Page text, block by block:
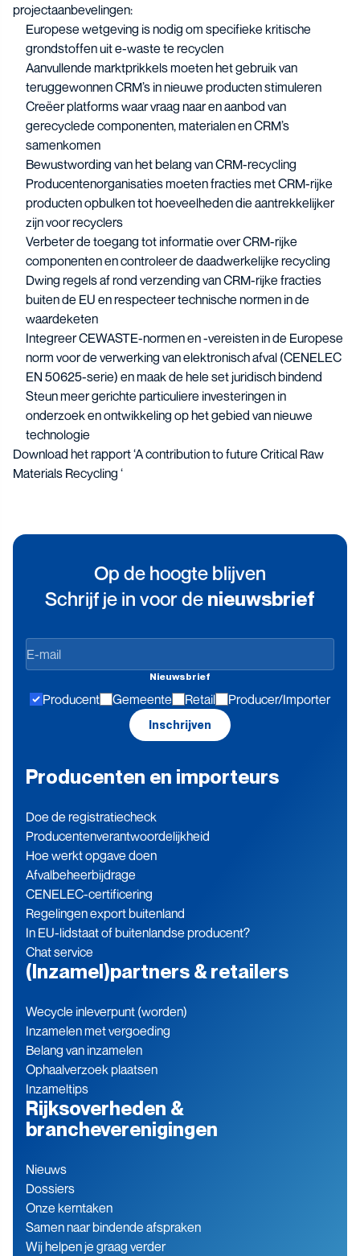
projectaanbevelingen:
Europese wetgeving is nodig om specifieke kritische
grondstoffen uit e-waste te recyclen
Aanvullende marktprikkels moeten het gebruik van
teruggewonnen CRM’s in nieuwe producten stimuleren
Creëer platforms waar vraag naar en aanbod van
gerecyclede componenten, materialen en CRM’s
samenkomen
Bewustwording van het belang van CRM-recycling
Producentenorganisaties moeten fracties met CRM-rijke
producten opbulken tot hoeveelheden die aantrekkelijker
zijn voor recyclers
Verbeter de toegang tot informatie over CRM-rijke
componenten en controleer de daadwerkelijke recycling
Dwing regels af rond verzending van CRM-rijke fracties
buiten de EU en respecteer technische normen in de
waardeketen
Integreer CEWASTE-normen en -vereisten in de Europese
norm voor de verwerking van elektronisch afval (CENELEC
EN 50625-serie) en maak de hele set juridisch bindend
Steun meer gerichte particuliere investeringen in
onderzoek en ontwikkeling op het gebied van nieuwe
technologie
Download het rapport ‘A contribution to future Critical Raw
Materials Recycling ‘
Op de hoogte blijven
Schrijf je in voor de nieuwsbrief
Op
de
blijven
Nieuwsbrief
Producent Gemeente Retail Producer/Importer
Inschrijven
Producenten en importeurs
Doe de registratiecheck
Producenten­verantwoordelijkheid
Hoe werkt opgave doen
Afvalbeheerbijdrage
CENELEC-certificering
Regelingen export buitenland
In EU-lidstaat of buitenlandse producent?
Chat service
(Inzamel)partners & retailers
Wecycle inleverpunt (worden)
Inzamelen met vergoeding
Belang van inzamelen
Ophaalverzoek plaatsen
Inzameltips
Rijksoverheden &
brancheverenigingen
Nieuws
Dossiers
Onze kerntaken
Samen naar bindende afspraken
Wij helpen je graag verder